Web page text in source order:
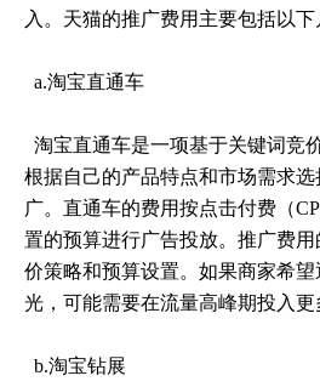
入。天猫的推广费用主要包括以下
a.淘宝直通车
淘宝直通车是一项基于关键词竞
根据自己的产品特点和市场需求
广。直通车的费用按点击付费（
置的预算进行广告投放。推广费
价策略和预算设置。如果商家希
光，可能需要在流量高峰期投入更
b.淘宝钻展